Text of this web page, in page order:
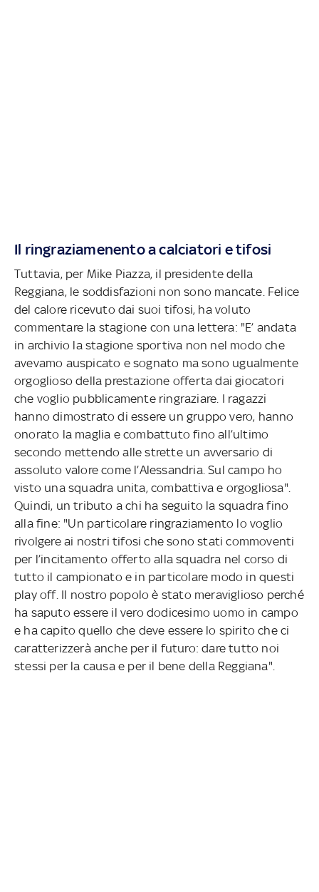
Il ringraziamenento a calciatori e tifosi
Tuttavia, per Mike Piazza, il presidente della
Reggiana, le soddisfazioni non sono mancate. Felice
del calore ricevuto dai suoi tifosi, ha voluto
commentare la stagione con una lettera: "E’ andata
in archivio la stagione sportiva non nel modo che
avevamo auspicato e sognato ma sono ugualmente
orgoglioso della prestazione offerta dai giocatori
che voglio pubblicamente ringraziare. I ragazzi
hanno dimostrato di essere un gruppo vero, hanno
onorato la maglia e combattuto fino all’ultimo
secondo mettendo alle strette un avversario di
assoluto valore come l’Alessandria. Sul campo ho
visto una squadra unita, combattiva e orgogliosa".
Quindi, un tributo a chi ha seguito la squadra fino
alla fine: "Un particolare ringraziamento lo voglio
rivolgere ai nostri tifosi che sono stati commoventi
per l’incitamento offerto alla squadra nel corso di
tutto il campionato e in particolare modo in questi
play off. Il nostro popolo è stato meraviglioso perché
ha saputo essere il vero dodicesimo uomo in campo
e ha capito quello che deve essere lo spirito che ci
caratterizzerà anche per il futuro: dare tutto noi
stessi per la causa e per il bene della Reggiana".